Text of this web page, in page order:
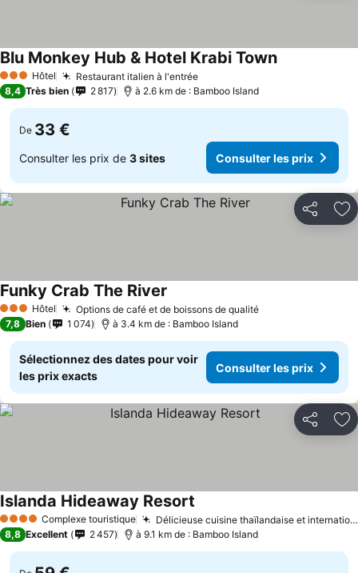
3 ÉtoilesHôtel Restaurant italien à l'entrée
Blu Monkey Hub & Hotel Krabi Town
8,4 Très bien 2 817 à 2.6 km de : Bamboo Island
De 33 €
Consulter les prix de 3 sites Consulter les prix
Partager
3 ÉtoilesHôtel Options de café et de boissons de qualité
Funky Crab The River
7,8 Bien 1 074 à 3.4 km de : Bamboo Island
Sélectionnez des dates pour voir
les prix exacts
Consulter les prix
Partager
4 Étoiles Complexe touristique Délicieuse cuisine thaïlandaise et internationale
Islanda Hideaway Resort
8,8 Excellent 2 457 à 9.1 km de : Bamboo Island